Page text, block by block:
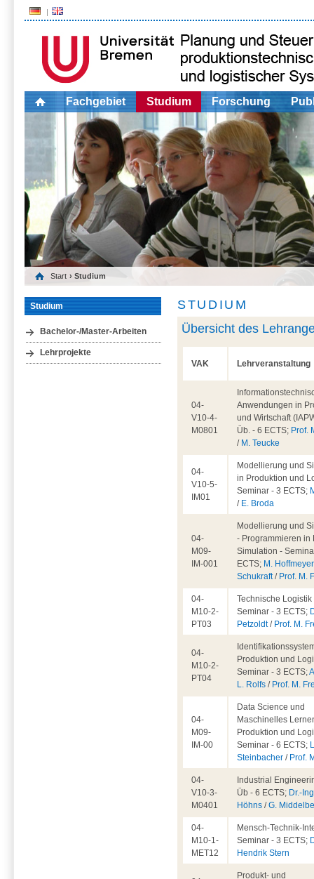
Fachgebiet Studium Forschung
Start › Studium
Studium
Bachelor-/Master-Arbeiten
Lehrprojekte
STUDIUM
Übersicht des
VAK Lehrveranstaltung
04-
V10-4-
M0801
Anwendungen in
und Wirtschaft
Üb. - 6 ECTS; Prof.
/ M. Teucke
04-
V10-5-
IM01
Modellierung und
in Produktion und
Seminar - 3 ECTS;
/ E. Broda
04-
M09-
IM-001
Modellierung und
- Programmieren in
Simulation -
ECTS; M. Hoffmeyer
Schukraft/ Prof. M.
04-
M10-2-
PT03
Technische Logistik
Seminar - 3 ECTS;
Petzoldt/ Prof. M.
04-
M10-2-
PT04
Produktion und
Seminar - 3 ECTS;
L. Rolfs / Prof. M.
04-
M09-
IM-00
Data Science und
Maschinelles
Produktion und
Seminar - 6 ECTS;
Steinbacher / Prof.
04-
V10-3-
M0401
Industrial
Üb - 6 ECTS; Dr.-
Höhns /G.
04-
M10-1-
MET12
Mensch-Technik-
Seminar - 3 ECTS;
Hendrik Stern
Produkt- und